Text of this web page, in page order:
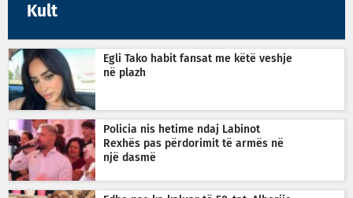
Kult
Egli Tako habit fansat me këtë veshje
në plazh
Policia nis hetime ndaj Labinot
Rexhës pas përdorimit të armës në
një dasmë